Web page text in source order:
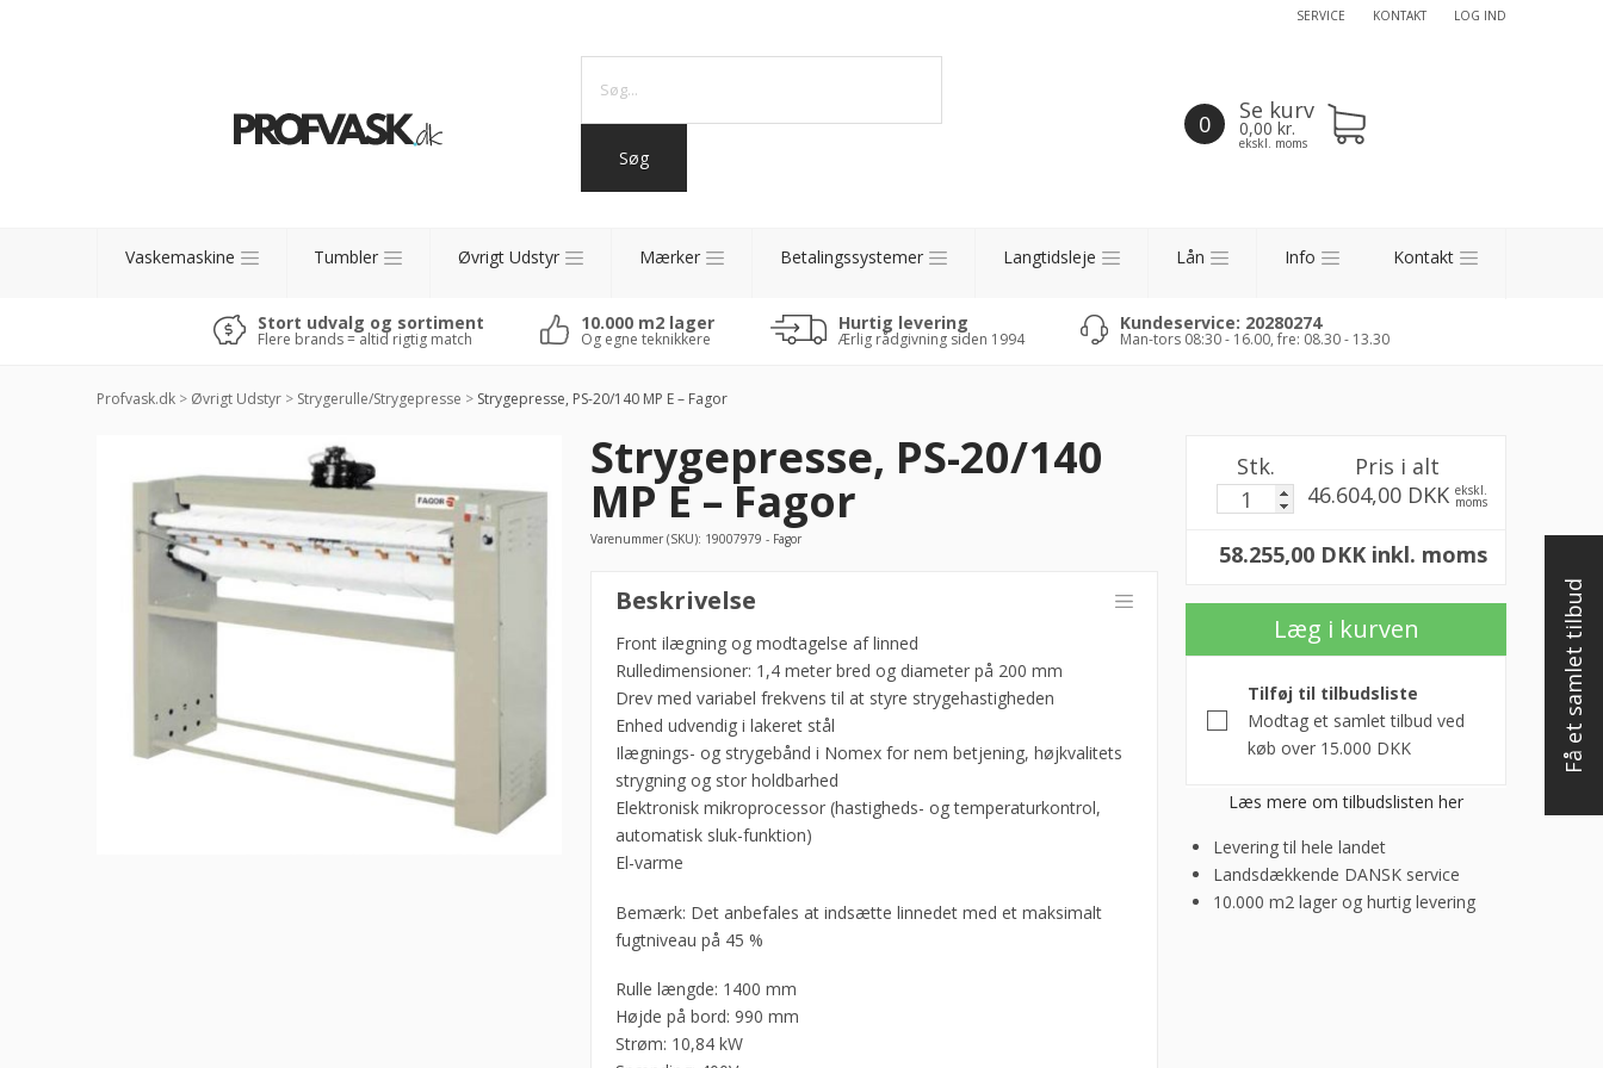
SERVICE KONTAKT LOG IND
0 Se kurv
0,00kr.
ekskl. moms
Vaskemaskine Tumbler Øvrigt Udstyr Mærker Betalingssystemer Langtidsleje Lån Info Kontakt
Stort udvalg og sortiment
Flere brands = altid rigtig match
10.000 m2 lager
Og egne teknikkere
Hurtig levering
Ærlig rådgivning siden 1994
Kundeservice: 20280274
Man-tors 08:30 - 16.00, fre: 08.30 - 13.30
Profvask.dk > Øvrigt Udstyr > Strygerulle/Strygepresse >Strygepresse, PS-20/140 MP E – Fagor
Strygepresse, PS-20/140
MP E – Fagor
Varenummer (SKU): 19007979 - Fagor
20/140
Fagor
antal
Beskrivelse
Front ilægning og modtagelse af linned
Rulledimensioner: 1,4 meter bred og diameter på 200 mm
Drev med variabel frekvens til at styre strygehastigheden
Enhed udvendig i lakeret stål
Ilægnings- og strygebånd i Nomex for nem betjening, højkvalitets
strygning og stor holdbarhed
Elektronisk mikroprocessor (hastigheds- og temperaturkontrol,
automatisk sluk-funktion)
El-varme
Bemærk: Det anbefales at indsætte linnedet med et maksimalt
fugtniveau på 45 %
Rulle længde: 1400 mm
Højde på bord: 990 mm
Strøm: 10,84 kW
Stk.
Pris i alt
46.604,00 DKK ekskl.
moms
58.255,00 DKK inkl. moms
Læg i kurven
Tilføj til tilbudsliste
Modtag et samlet tilbud ved
køb over 15.000 DKK
Læs mere om tilbudslisten her
Levering til hele landet
Landsdækkende DANSK service
10.000 m2 lager og hurtig levering
Få et samlet tilbud